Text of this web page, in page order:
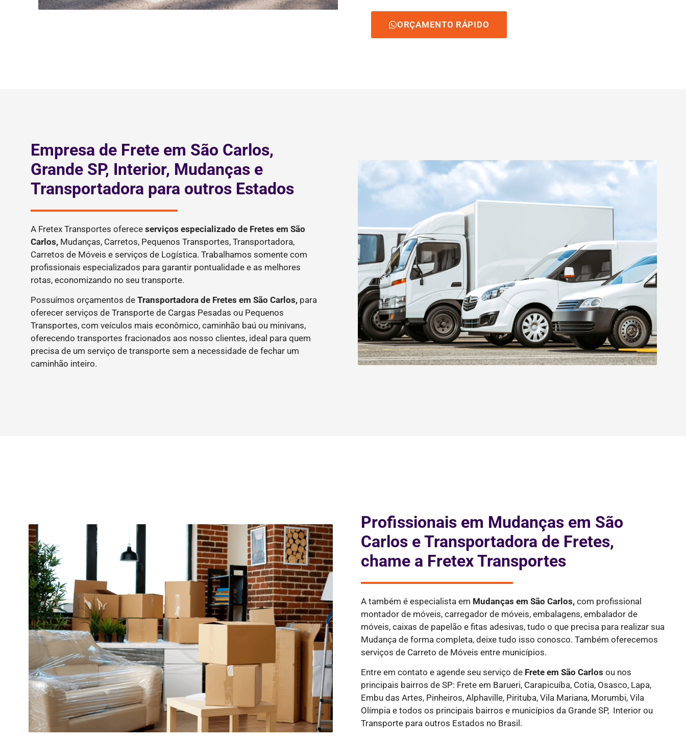
ORÇAMENTO RÁPIDO
Empresa de Frete em São Carlos,
Grande SP, Interior, Mudanças e
Transportadora para outros Estados
A Fretex Transportes oferece serviços especializado de Fretes em São
Carlos, Mudanças, Carretos, Pequenos Transportes, Transportadora,
Carretos de Móveis e serviços de Logística. Trabalhamos somente com
profissionais especializados para garantir pontualidade e as melhores
rotas, economizando no seu transporte.
Possuímos orçamentos de Transportadora de Fretes em São Carlos, para
oferecer serviços de Transporte de Cargas Pesadas ou Pequenos
Transportes, com veículos mais econômico, caminhão baú ou minivans,
oferecendo transportes fracionados aos nosso clientes, ideal para quem
precisa de um serviço de transporte sem a necessidade de fechar um
caminhão inteiro.
Profissionais em Mudanças em São
Carlos e Transportadora de Fretes,
chame a Fretex Transportes
A também é especialista em Mudanças em São Carlos, com profissional
montador de móveis, carregador de móveis, embalagens, embalador de
móveis, caixas de papelão e fitas adesivas, tudo o que precisa para realizar sua
Mudança de forma completa, deixe tudo isso conosco. Também oferecemos
serviços de Carreto de Móveis entre municípios.
Entre em contato e agende seu serviço de Freteem São Carlos ou nos
principais bairros de SP: Frete em Barueri, Carapicuíba, Cotia, Osasco, Lapa,
Embu das Artes, Pinheiros, Alphaville, Pirituba, Vila Mariana, Morumbi, Vila
Olímpia e todos os principais bairros e municípios da Grande SP, Interior ou
Transporte para outros Estados no Brasil.